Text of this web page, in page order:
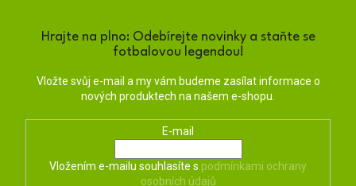
Hrajte na plno: Odebírejte novinky a staňte se
fotbalovou legendou!
Vložte svůj e-mail a my vám budeme zasílat informace o
nových produktech na našem e-shopu.
E-mail
Vložením e-mailu souhlasíte s podmínkami ochrany
osobních údajů